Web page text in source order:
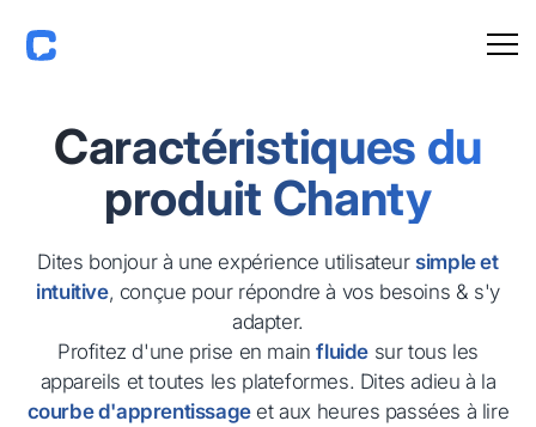
Caractéristiques du
produit Chanty
Dites bonjour à une expérience utilisateursimple et
intuitive, conçue pour répondre à vos besoins & s'y
adapter.
Profitez d'une prise en mainfluide sur tous les
appareils et toutes les plateformes. Dites adieu à la
courbe d'apprentissageet aux heures passées à lire